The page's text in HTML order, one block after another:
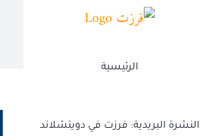
الرئيسية
النشرة البريدية: فرزت في دويتشلاند